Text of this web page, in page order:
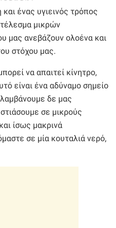
ένας υγιεινός τρόπος
μικρών
μας ανεβάζουν ολοένα και
στόχου μας.
να απαιτεί κίνητρο,
είναι ένα αδύναμο σημείο
δε μας
σε μικρούς
ίσως μακρινά
σε μία κουταλιά νερό,